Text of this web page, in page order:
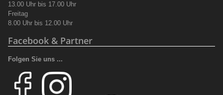
13.00 Uhr bis 17.00 Uhr
Freitag
8.00 Uhr bis 12.00 Uhr
Facebook & Partner
Folgen Sie uns ...